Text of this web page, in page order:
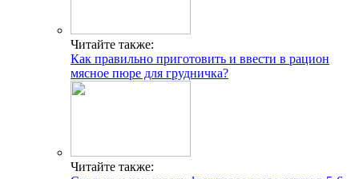
Читайте также:
Как правильно приготовить и ввести в рацион
мясное пюре для грудничка?
Читайте также: